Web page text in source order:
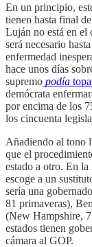
En un principio,
tienen hasta final
Luján no está en el
será necesario
enfermedad
hace unos días
supremo podía
demócrata
por encima de los
los cincuenta
Añadiendo al tono
que el
estado a otro. En la
escoge a un
sería una
81 primaveras),
(New Hampshire,
estados tienen
cámara al GOP.